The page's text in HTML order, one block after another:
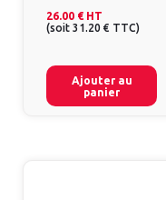
26.00 € HT
(soit 31.20 € TTC)
Ajouter au
panier